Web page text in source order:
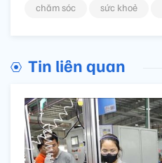
chăm sóc
sức khoẻ
Tin liên quan